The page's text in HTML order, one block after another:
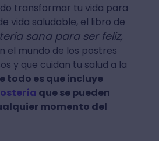
transformar tu vida para
vida saludable, el libro de
sana para ser feliz,
el mundo de los postres
y que cuidan tu salud a la
todo es que incluye
que se pueden
momento del